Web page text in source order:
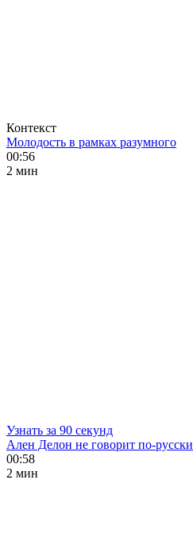
Контекст
Молодость в рамках разумного
00:56
2 мин
Узнать за 90 секунд
Ален Делон не говорит по-русски
00:58
2 мин